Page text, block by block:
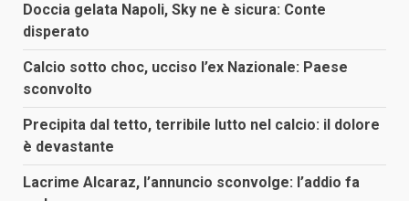
Doccia gelata Napoli, Sky ne è sicura: Conte
disperato
Calcio sotto choc, ucciso l’ex Nazionale: Paese
sconvolto
Precipita dal tetto, terribile lutto nel calcio: il dolore
è devastante
Lacrime Alcaraz, l’annuncio sconvolge: l’addio fa